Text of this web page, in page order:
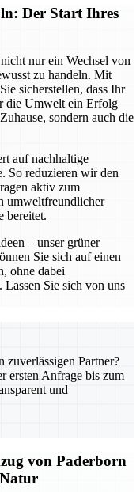
Der Start Ihres
nur ein Wechsel von
zu handeln. Mit
sicherstellen, dass Ihr
die Umwelt ein Erfolg
sondern auch die
auf nachhaltige
So reduzieren wir den
aktiv zum
umweltfreundlicher
bereitet.
– unser grüner
Sie sich auf einen
ohne dabei
Sie sich von uns
zuverlässigen Partner?
ersten Anfrage bis zum
und
von Paderborn